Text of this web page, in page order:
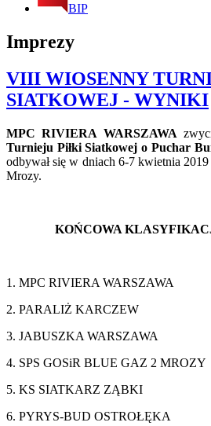
BIP
Imprezy
VIII WIOSENNY
SIATKOWEJ - WYNIKI
MPC RIVIERA WARSZAWA
Turnieju Piłki Siatkowej o Puchar
odbywał się w dniach 6-7 kwietnia
Mrozy.
KOŃCOWA
1. MPC RIVIERA WARSZAWA
2. PARALIŻ KARCZEW
3. JABUSZKA WARSZAWA
4. SPS GOSiR BLUE GAZ 2 MROZY
5. KS SIATKARZ ZĄBKI
6. PYRYS-BUD OSTROŁĘKA